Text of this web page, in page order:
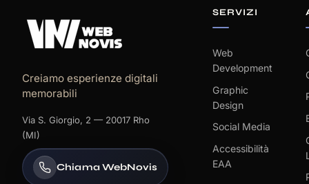
Creiamo esperienze digitali
memorabili
Via S. Giorgio, 2 — 20017 Rho
(MI)
Chiama WebNovis
SERVIZI
Web
Development
Graphic
Design
Social Media
Accessibilità
EAA